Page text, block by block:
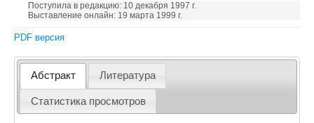
Поступила в редакцию: 10 декабря 1997 г.
Выставление онлайн: 19 марта 1999 г.
PDF версия
Абстракт Литература
Статистика просмотров